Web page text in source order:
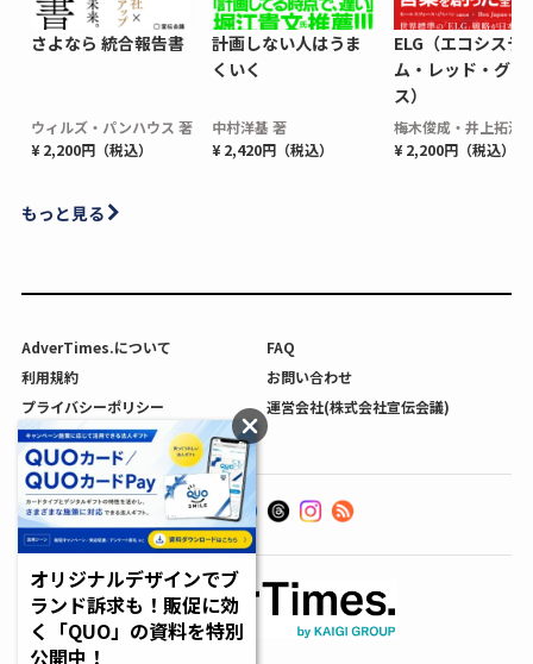
さよなら 統合報告書
ウィルズ・パンハウス 著
¥ 2,200円（税込）
計画しない人はうま
くいく
中村洋基 著
¥ 2,420円（税込）
ELG（エコシステ
ム・レッド・グロ
ス）
梅木俊成・井上拓海
¥ 2,200円（税込）
もっと見る
AdverTimes.について
FAQ
利用規約
お問い合わせ
プライバシーポリシー
運営会社(株式会社宣伝会議)
利用者情報の外部送信について
オリジナルデザインでブ
ランド訴求も！販促に効
く「QUO」の資料を特別
公開中！